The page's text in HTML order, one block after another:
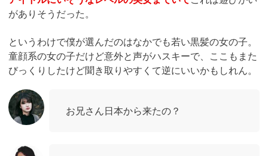
がありそうだった。
というわけで僕が選んだのはなかでも若い黒髪の女の子。
童顔系の女の子だけど意外と声がハスキーで、ここもまた
びっくりしたけど聞き取りやすくて逆にいいかもしれん。
お兄さん日本から来たの？